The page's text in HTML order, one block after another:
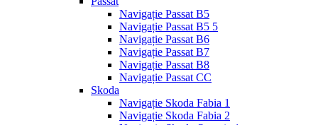
Navigație Passat B5
Navigație Passat B5 5
Navigație Passat B6
Navigație Passat B7
Navigație Passat B8
Navigație Passat CC
Skoda
Navigație Skoda Fabia 1
Navigație Skoda Fabia 2